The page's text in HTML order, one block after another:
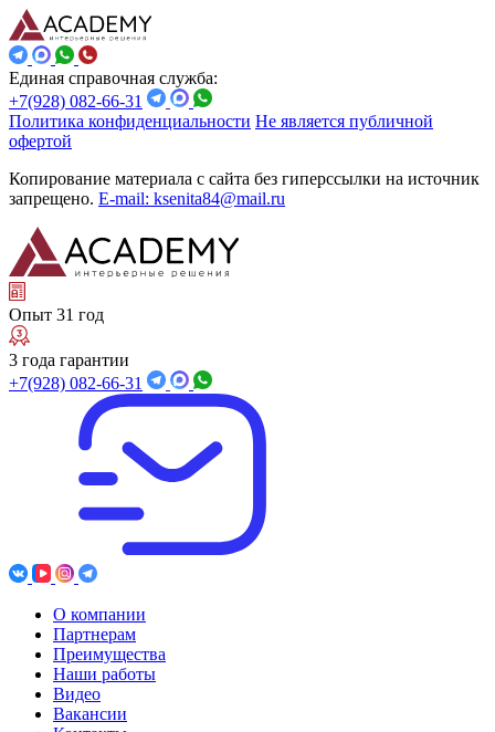
Единая справочная служба:
+7(928) 082-66-31
Политика конфиденциальности Не является публичной
офертой
Копирование материала с сайта без гиперссылки на источник
запрещено. E-mail: ksenita84@mail.ru
Опыт 31 год
3 года гарантии
+7(928) 082-66-31
О компании
Партнерам
Преимущества
Наши работы
Видео
Вакансии